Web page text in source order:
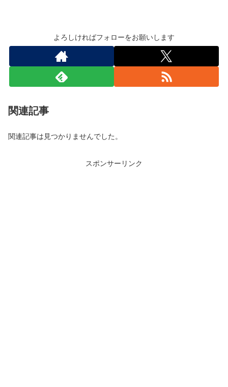
よろしければフォローをお願いします
関連記事
関連記事は見つかりませんでした。
スポンサーリンク